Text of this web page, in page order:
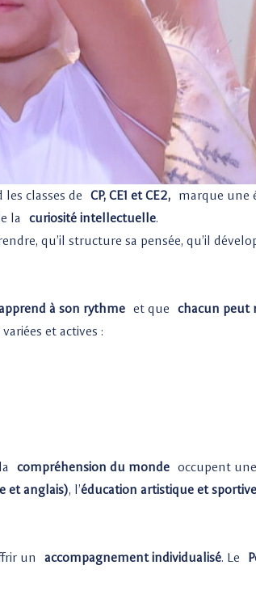
classes de CP, CE1 et CE2, marque une
la curiosité intellectuelle.
qu’il structure sa pensée, qu’il
à son rythme et que chacun peut
et actives :
compréhension du monde occupent
et anglais), l’éducation artistique et sportive
un accompagnement individualisé. Le